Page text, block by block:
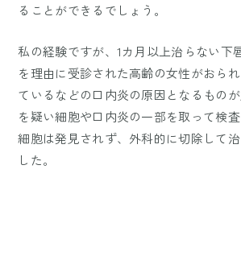
ることができるでしょう。
私の経験ですが、1カ月以上治らない下
を理由に受診された高齢の女性がおら
ているなどの口内炎の原因となるもの
を疑い細胞や口内炎の一部を取って検
細胞は発見されず、外科的に切除して
した。